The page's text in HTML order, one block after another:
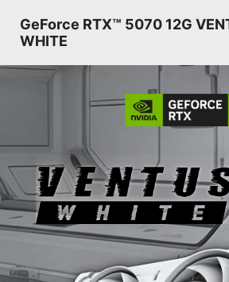
GeForce RTX™ 5070 12G
WHITE